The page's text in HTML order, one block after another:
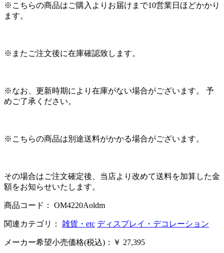
※こちらの商品はご購入よりお届けまで10営業日ほどかかり
ます。
※またご注文後に在庫確認致します。
※なお、更新時期により在庫がない場合がございます。 予
めご了承ください。
※こちらの商品は別途送料がかかる場合がございます。
その場合はご注文確定後、当店より改めて送料を加算した金
額をお知らせいたします。
商品コード： OM4220Aoldm
関連カテゴリ： 雑貨・etc ディスプレイ・デコレーション
メーカー希望小売価格(税込)：￥ 27,395